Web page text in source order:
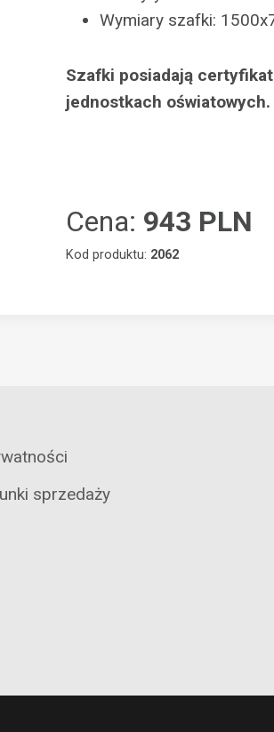
Wymiary szafki:
Szafki posiadają
jednostkach oświatowych.
Cena: 943 PLN
Kod produktu: 2062
sprzedaży